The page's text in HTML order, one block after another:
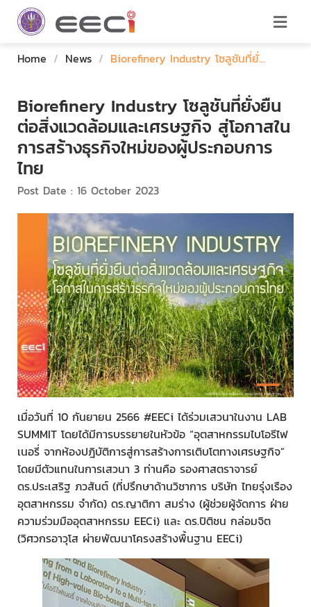
Home / News / Biorefinery Industry โซลูชันที่ยั่...
Biorefinery Industry โซลูชันที่ยั่งยืน
ต่อสิ่งแวดล้อมและเศรษฐกิจ สู่โอกาสใน
การสร้างธุรกิจใหม่ของผู้ประกอบการ
ไทย
Post Date : 16 October 2023
เมื่อวันที่ 10 กันยายน 2566 #EECi ได้ร่วมเสวนาในงาน LAB
SUMMIT โดยได้มีการบรรยายในหัวข้อ “อุตสาหกรรมไบโอรีไฟ
เนอรี่ จากห้องปฎิบัติการสู่การสร้างการเติบโตทางเศรษฐกิจ”
โดยมีตัวแทนในการเสวนา 3 ท่านคือ รองศาสตราจารย์
ดร.ประเสริฐ ภวสันต์ (ที่ปรึกษาด้านวิชาการ บริษัท ไทยรุ่งเรือง
อุตสาหกรรม จำกัด) ดร.ญาติกา สมร่าง (ผู้ช่วยผู้จัดการ ฝ่าย
ความร่วมมืออุตสาหกรรม EECi) และ ดร.ปิติชน กล่อมจิต
(วิศวกรอาวุโส ผ่ายพัฒนาโครงสร้างพื้นฐาน EECi)